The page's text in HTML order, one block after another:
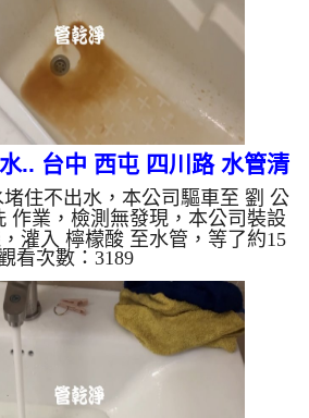
生鏽產生銅綠，如...
.. 台中 西屯 四川路 水管清
洗
住不出水，本公司驅車至 劉 公
作業，檢測無發現，本公司裝設
灌入 檸檬酸 至水管，等了約15
，啟動 螺旋波 模式，剛洗水管
水源源不絕，二個多小時後，熱
如是自來水，如水管老化，會產
洗出來的水就會是咖啡色，地下
上會結成黑色管垢，洗出來的水
些洗出綠色的水，是因為裡面有
銅綠，如是藍色的水，是因為水
頭合金的養化造...
看次數：3189